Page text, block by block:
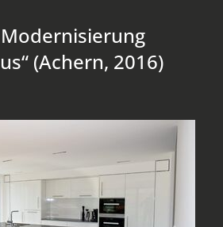
(Achern, 2016)